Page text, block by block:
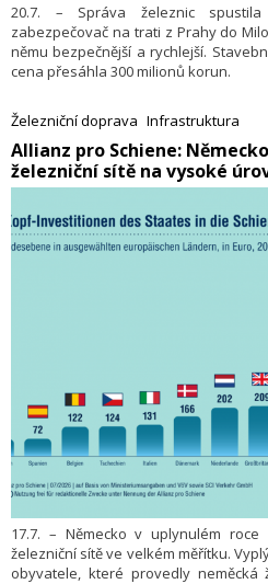
20.7. – Správa železnic
zabezpečovač na trati z Prahy do
němu bezpečnější a rychlejší.
cena přesáhla 300 milionů korun.
Železniční doprava Infrastruktura
​Allianz pro Schiene:
železniční sítě na vysoké
17.7. – Německo v uplynulém
železniční sítě ve velkém měřítku.
obyvatele, které provedly neměcká